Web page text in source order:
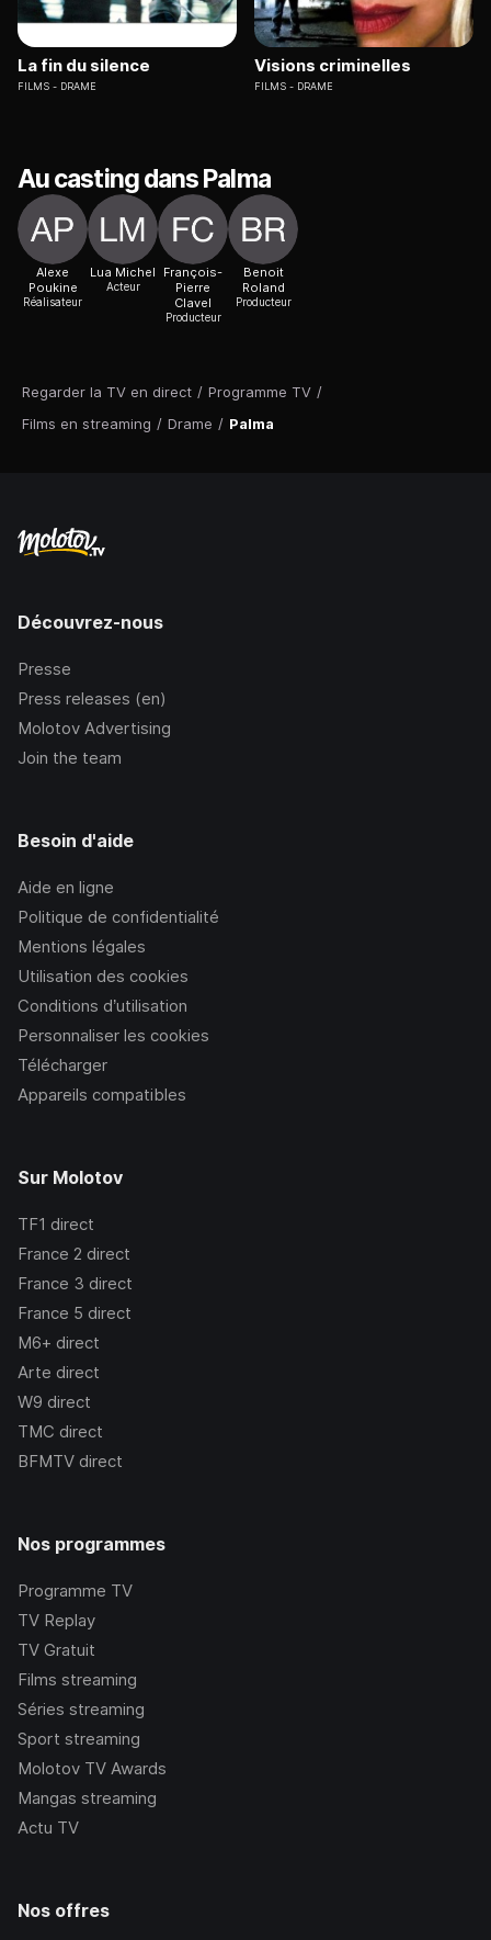
Regarder la TV en direct / Programme TV /
Films en streaming / Drame / Palma
La fin du silence
FILMS DRAME
Visions criminelles
FILMS DRAME
Au casting dans Palma
Alexe
Poukine
Réalisateur
Lua Michel
Acteur
François-
Pierre
Clavel
Producteur
Benoit
Roland
Producteur
Découvrez-nous
Presse
Press releases (en)
Molotov Advertising
Join the team
Besoin d'aide
Aide en ligne
Politique de confidentialité
Mentions légales
Utilisation des cookies
Conditions d’utilisation
Personnaliser les cookies
Télécharger
Appareils compatibles
Sur Molotov
TF1 direct
France 2 direct
France 3 direct
France 5 direct
M6+ direct
Arte direct
W9 direct
TMC direct
BFMTV direct
Nos programmes
Programme TV
TV Replay
TV Gratuit
Films streaming
Séries streaming
Sport streaming
Molotov TV Awards
Mangas streaming
Actu TV
Nos offres